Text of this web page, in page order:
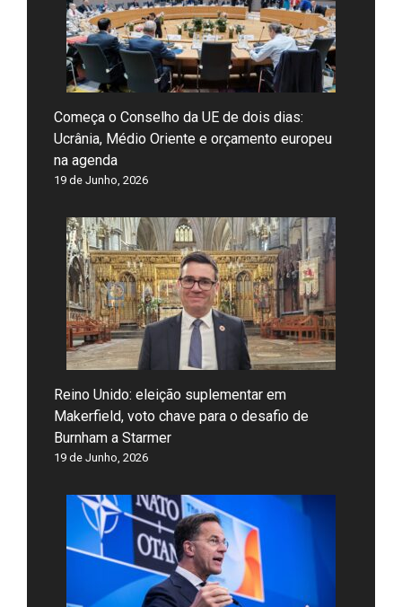
Começa o Conselho da UE de dois dias:
Ucrânia, Médio Oriente e orçamento europeu
na agenda
19 de Junho, 2026
Reino Unido: eleição suplementar em
Makerfield, voto chave para o desafio de
Burnham a Starmer
19 de Junho, 2026